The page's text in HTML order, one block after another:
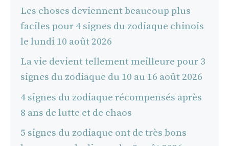
Les choses deviennent beaucoup plus
faciles pour 4 signes du zodiaque chinois
le lundi 10 août 2026
La vie devient tellement meilleure pour 3
signes du zodiaque du 10 au 16 août 2026
4 signes du zodiaque récompensés après
8 ans de lutte et de chaos
5 signes du zodiaque ont de très bons